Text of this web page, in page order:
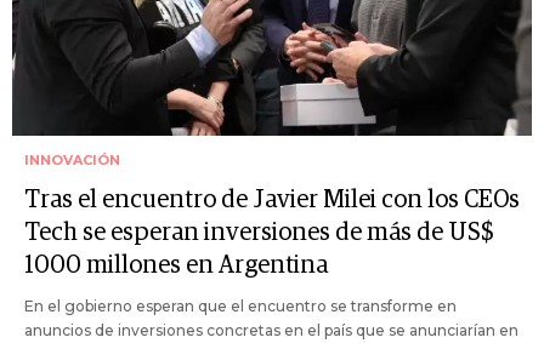
INNOVACIÓN
Tras el encuentro de Javier Milei con los CEOs
Tech se esperan inversiones de más de US$
1000 millones en Argentina
En el gobierno esperan que el encuentro se transforme en
anuncios de inversiones concretas en el país que se anunciarían en